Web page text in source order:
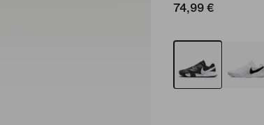
74,99 €